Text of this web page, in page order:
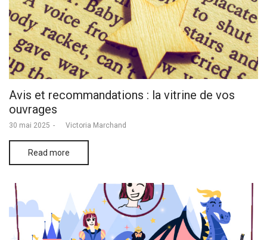
Avis et recommandations : la vitrine de vos
ouvrages
Posted
30 mai 2025 byVictoria Marchand
Read more